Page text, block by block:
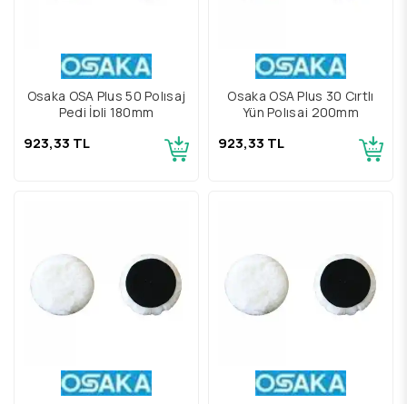
Osaka OSA Plus 50 Polısaj
Pedi İpli 180mm
923,33 TL
Osaka OSA Plus 30 Cırtlı
Yün Polısaj 200mm
923,33 TL